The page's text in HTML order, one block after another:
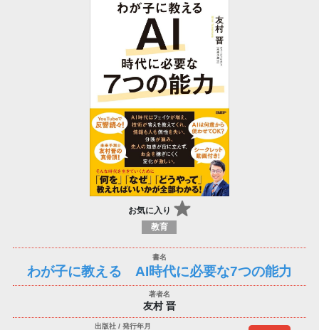
お気に入り
教育
わが子に教える AI時代に必要な7つの能力
友村 晋